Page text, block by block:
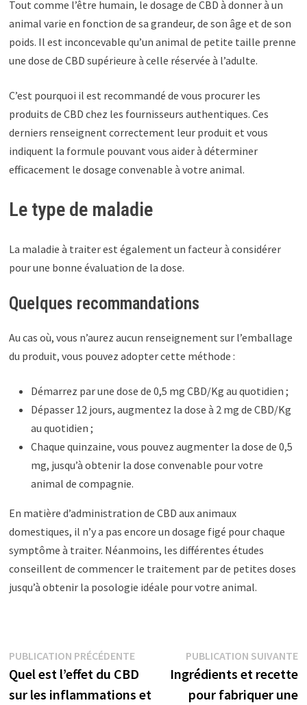
Tout comme l’être humain, le dosage de CBD à donner à un
animal varie en fonction de sa grandeur, de son âge et de son
poids. Il est inconcevable qu’un animal de petite taille prenne
une dose de CBD supérieure à celle réservée à l’adulte.
C’est pourquoi il est recommandé de vous procurer les
produits de CBD chez les fournisseurs authentiques. Ces
derniers renseignent correctement leur produit et vous
indiquent la formule pouvant vous aider à déterminer
efficacement le dosage convenable à votre animal.
Le type de maladie
La maladie à traiter est également un facteur à considérer
pour une bonne évaluation de la dose.
Quelques recommandations
Au cas où, vous n’aurez aucun renseignement sur l’emballage
du produit, vous pouvez adopter cette méthode :
Démarrez par une dose de 0,5 mg CBD/Kg au quotidien ;
Dépasser 12 jours, augmentez la dose à 2 mg de CBD/Kg
au quotidien ;
Chaque quinzaine, vous pouvez augmenter la dose de 0,5
mg, jusqu’à obtenir la dose convenable pour votre
animal de compagnie.
En matière d’administration de CBD aux animaux
domestiques, il n’y a pas encore un dosage figé pour chaque
symptôme à traiter. Néanmoins, les différentes études
conseillent de commencer le traitement par de petites doses
jusqu’à obtenir la posologie idéale pour votre animal.
PUBLICATION PRÉCÉDENTE
Quel est l’effet du CBD
sur les inflammations et
PUBLICATION SUIVANTE
Ingrédients et recette
pour fabriquer une